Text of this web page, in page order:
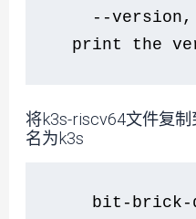
print the
将k3s-riscv64文件复
名为k3s